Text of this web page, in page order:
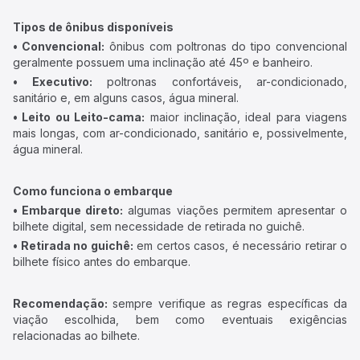
Tipos de ônibus disponíveis
• Convencional: ônibus com poltronas do tipo convencional
geralmente possuem uma inclinação até 45º e banheiro.
• Executivo: poltronas confortáveis, ar-condicionado,
sanitário e, em alguns casos, água mineral.
• Leito ou Leito-cama: maior inclinação, ideal para viagens
mais longas, com ar-condicionado, sanitário e, possivelmente,
água mineral.
Como funciona o embarque
• Embarque direto: algumas viações permitem apresentar o
bilhete digital, sem necessidade de retirada no guichê.
• Retirada no guichê: em certos casos, é necessário retirar o
bilhete físico antes do embarque.
Recomendação: sempre verifique as regras específicas da
viação escolhida, bem como eventuais exigências
relacionadas ao bilhete.